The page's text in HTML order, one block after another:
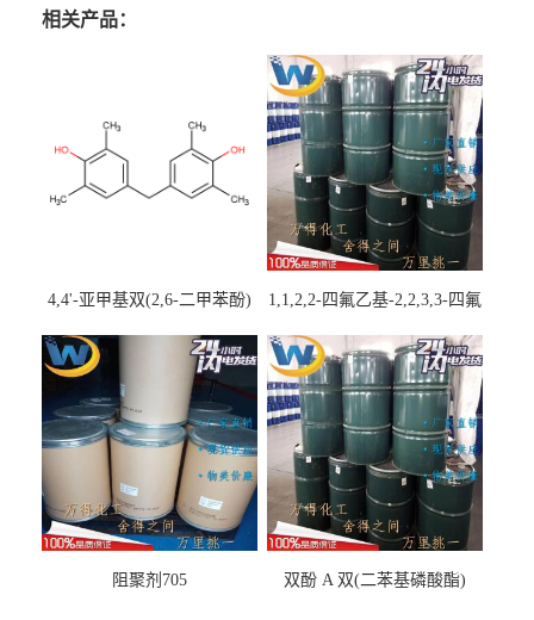
相关产品：
4,4'-亚甲基双(2,6-二甲苯酚)
1,1,2,2-四氟乙基-2,2,3,3-四氟
阻聚剂705 双酚 A 双(二苯基磷酸酯)